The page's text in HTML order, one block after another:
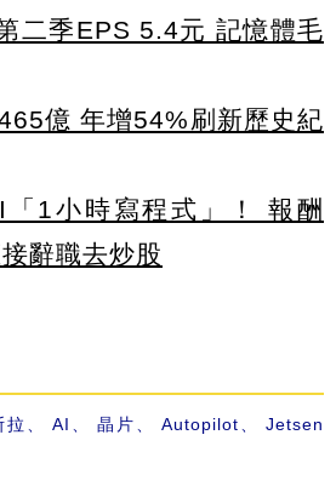
二季EPS 5.4元 記憶體毛
億 年增54%刷新歷史紀
1小時寫程式」！ 報酬
辭職去炒股
拉 、AI 、晶片 Autopilot 、Jetsen